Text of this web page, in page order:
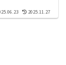
2025.11.27